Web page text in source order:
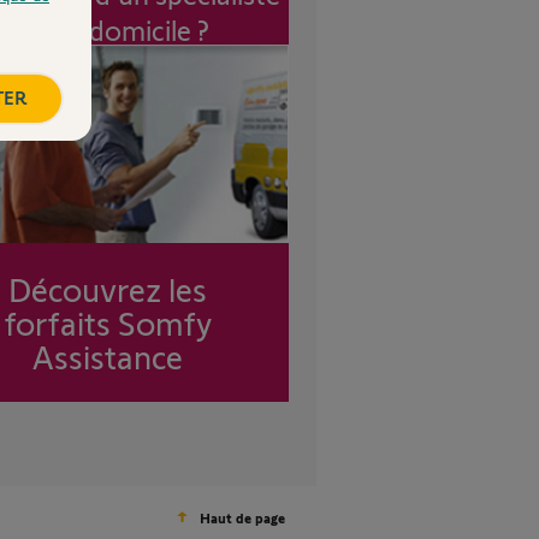
à mon domicile ?
Découvrez les
forfaits Somfy
Assistance
Haut de page